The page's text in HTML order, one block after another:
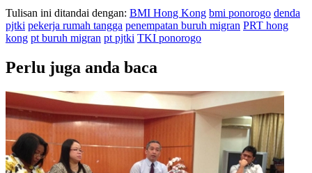
Tulisan ini ditandai dengan: BMI Hong Kong bmi ponorogo denda
pjtki pekerja rumah tangga penempatan buruh migran PRT hong
kong pt buruh migran pt pjtki TKI ponorogo
Perlu juga anda baca